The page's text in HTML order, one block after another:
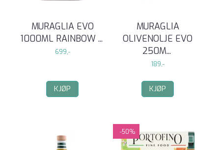
MURAGLIA EVO
1000ML RAINBOW ...
699,-
KJØP
MURAGLIA
OLIVENOLJE EVO
250M...
189,-
KJØP
-50%